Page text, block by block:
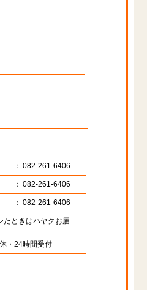
： 082-261-6406
： 082-261-6406
： 082-261-6406
ときはハヤクお届
・24時間受付